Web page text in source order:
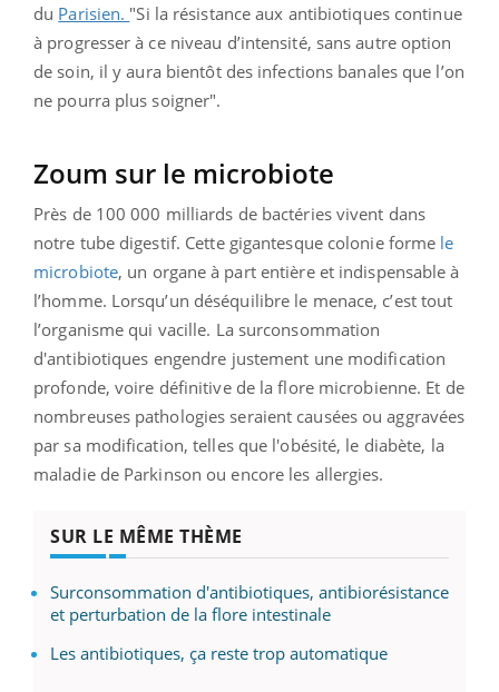
du Parisien. "Si la résistance aux antibiotiques continue
à progresser à ce niveau d’intensité, sans autre option
de soin, il y aura bientôt des infections banales que l’on
ne pourra plus soigner".
Zoum sur le microbiote
Près de 100 000 milliards de bactéries vivent dans
notre tube digestif. Cette gigantesque colonie forme le
microbiote, un organe à part entière et indispensable à
l’homme. Lorsqu’un déséquilibre le menace, c’est tout
l’organisme qui vacille. La surconsommation
d'antibiotiques engendre justement une modification
profonde, voire définitive de la flore microbienne. Et de
nombreuses pathologies seraient causées ou aggravées
par sa modification, telles que l'obésité, le diabète, la
maladie de Parkinson ou encore les allergies.
SUR LE MÊME THÈME
Surconsommation d'antibiotiques, antibiorésistance
et perturbation de la flore intestinale
Les antibiotiques, ça reste trop automatique